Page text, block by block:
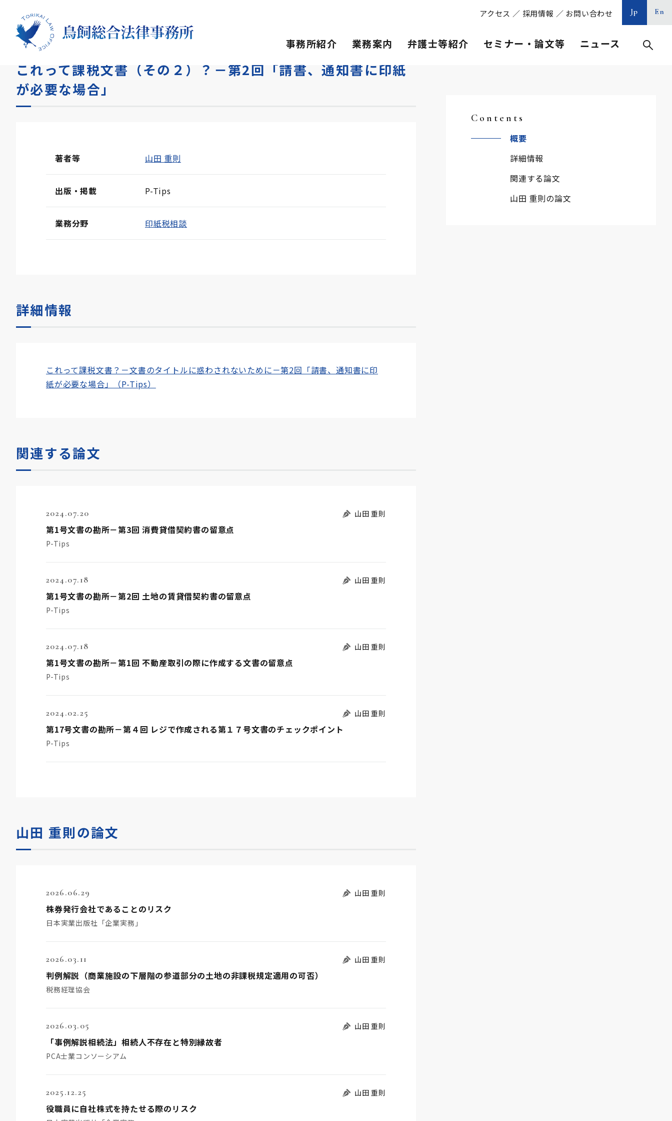
アクセス ／ 採用情報 ／ お問い合わせ Jp En
事務所紹介 業務案内 弁護士等紹介 セミナー・論文等 ニュース
HOME
これって課税文書（その２）？－第2回「請書、通知書に印紙
が必要な場合」
著者等 山田 重則
出版・掲載 P-Tips
業務分野 印紙税相談
詳細情報
これって課税文書？－文書のタイトルに惑わされないために－第2回「請書、通知書に印
紙が必要な場合」（P-Tips）
関連する論文
2024.07.20 山田 重則
第1号文書の勘所－第3回 消費貸借契約書の留意点
P-Tips
2024.07.18 山田 重則
第1号文書の勘所－第2回 土地の賃貸借契約書の留意点
P-Tips
2024.07.18 山田 重則
第1号文書の勘所－第1回 不動産取引の際に作成する文書の留意点
P-Tips
2024.02.25 山田 重則
第17号文書の勘所－第４回 レジで作成される第１７号文書のチェックポイント
P-Tips
山田 重則の論文
2026.06.29 山田 重則
株券発行会社であることのリスク
日本実業出版社「企業実務」
2026.03.11 山田 重則
判例解説（商業施設の下層階の参道部分の土地の非課税規定適用の可否）
税務経理協会
2026.03.05 山田 重則
「事例解説相続法」相続人不存在と特別縁故者
PCA士業コンソーシアム
2025.12.25 山田 重則
役職員に自社株式を持たせる際のリスク
Contents
概要
詳細情報
関連する論文
山田 重則の論文